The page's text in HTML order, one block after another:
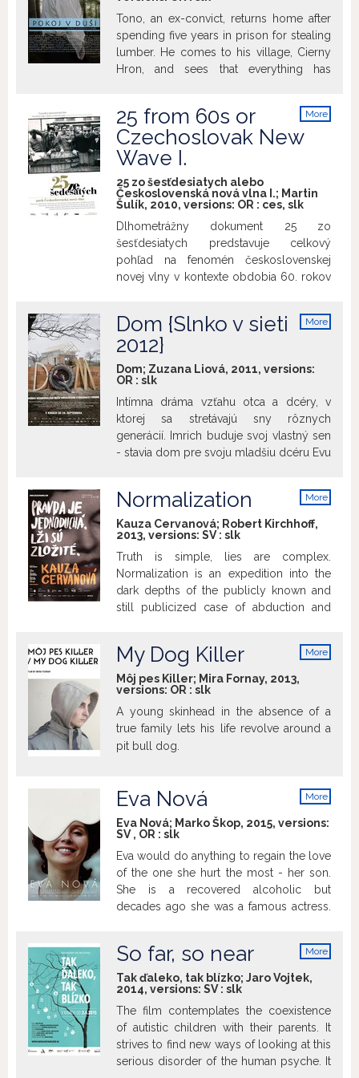
Tono, an ex-convict, returns home after
spending five years in prison for stealing
lumber. He comes to his village, Cierny
Hron, and sees that everything has
one wants to hire a thief. (source:
imdb.com)
More
25 from 60s or
Czechoslovak New
Wave I.
25 zo šesťdesiatych alebo
Československá nová vlna I.; Martin
Šulík, 2010, versions: OR : ces, slk
Dlhometrážny dokument 25 zo
šesťdesiatych predstavuje celkový
pohľad na fenomén československej
novej vlny v kontexte obdobia 60. rokov
ponúka divákom širší pohľad na zlatú éru
československého filmu. Film ukazuje
rokov v domácom, nadnárodnom i
medzigeneračnom kontexte. Pomenúva,
čím nová vlna prekročila doterajšie
umelecké meradlá, o čo obohatila
svetovú kinematografiu, kde zanechala
nezmazateľnú stopu.
More
Dom {Slnko v sieti
2012}
Dom; Zuzana Liová, 2011, versions:
OR : slk
Intímna dráma vzťahu otca a dcéry, v
ktorej sa stretávajú sny rôznych
generácií. Imrich buduje svoj vlastný sen
- stavia dom pre svoju mladšiu dcéru Evu
More
Normalization
Kauza Cervanová; Robert Kirchhoff,
2013, versions: SV: slk
Truth is simple, lies are complex.
Normalization is an expedition into the
dark depths of the publicly known and
still publicized case of abduction and
justice is also looking for the truth in the
labyrinth of lies.
More
My Dog Killer
Môj pes Killer; Mira Fornay, 2013,
versions: OR : slk
A young skinhead in the absence of a
true family lets his life revolve around a
pit bull dog.
More
Eva Nová
Eva Nová; Marko Škop, 2015, versions:
SV, OR : slk
Eva would do anything to regain the love
of the one she hurt the most - her son.
She is a recovered alcoholic but
decades ago she was a famous actress.
More
So far, so near
Tak ďaleko, tak blízko; Jaro Vojtek,
2014, versions: SV: slk
The film contemplates the coexistence
of autistic children with their parents. It
strives to find new ways of looking at this
serious disorder of the human psyche. It